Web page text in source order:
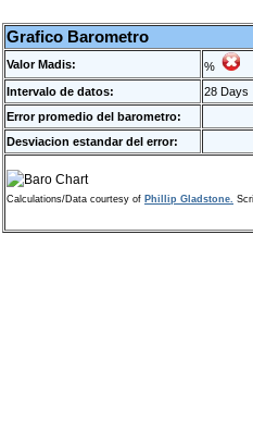
Grafico Barometro
Valor Madis:
%
Intervalo de datos:
28 Days
Error promedio del barometro:
Desviacion estandar del error:
Calculations/Data courtesy of Phillip Gladstone.